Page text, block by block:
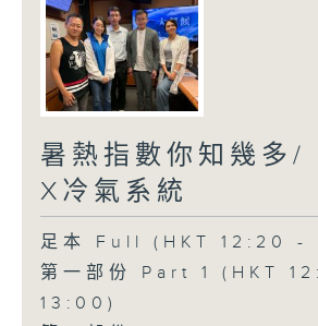
暑熱指數你知幾多/
X冷氣系統
足本 Full (HKT 12:20 -
第一部份 Part 1 (HKT
13:00)